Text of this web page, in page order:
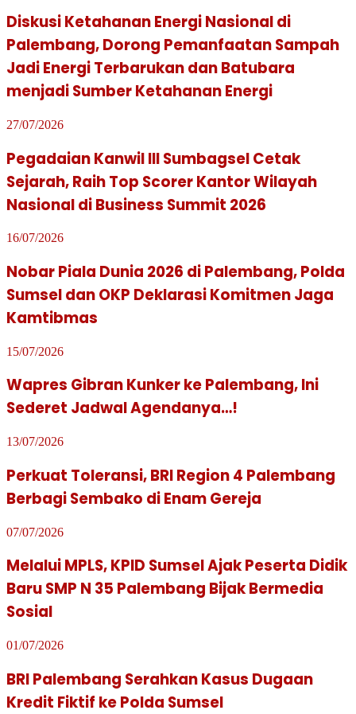
Diskusi Ketahanan Energi Nasional di
Palembang, Dorong Pemanfaatan Sampah
Jadi Energi Terbarukan dan Batubara
menjadi Sumber Ketahanan Energi
27/07/2026
Pegadaian Kanwil III Sumbagsel Cetak
Sejarah, Raih Top Scorer Kantor Wilayah
Nasional di Business Summit 2026
16/07/2026
Nobar Piala Dunia 2026 di Palembang, Polda
Sumsel dan OKP Deklarasi Komitmen Jaga
Kamtibmas
15/07/2026
Wapres Gibran Kunker ke Palembang, Ini
Sederet Jadwal Agendanya…!
13/07/2026
Perkuat Toleransi, BRI Region 4 Palembang
Berbagi Sembako di Enam Gereja
07/07/2026
Melalui MPLS, KPID Sumsel Ajak Peserta Didik
Baru SMP N 35 Palembang Bijak Bermedia
Sosial
01/07/2026
BRI Palembang Serahkan Kasus Dugaan
Kredit Fiktif ke Polda Sumsel